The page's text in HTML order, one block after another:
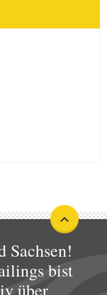
Sachsen!
bist
über